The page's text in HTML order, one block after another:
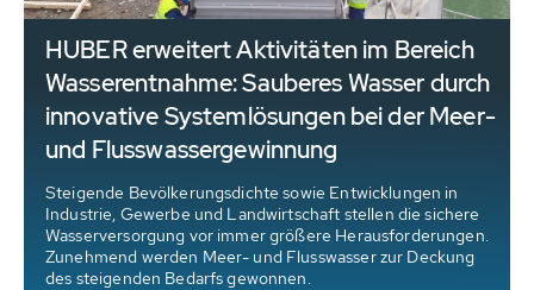
HUBER erweitert Aktivitäten im Bereich
Wasserentnahme: Sauberes Wasser durch
innovative Systemlösungen bei der Meer-
und Flusswassergewinnung
Steigende Bevölkerungsdichte sowie Entwicklungen in
Industrie, Gewerbe und Landwirtschaft stellen die sichere
Wasserversorgung vor immer größere Herausforderungen.
Zunehmend werden Meer- und Flusswasser zur Deckung
des steigenden Bedarfs gewonnen.